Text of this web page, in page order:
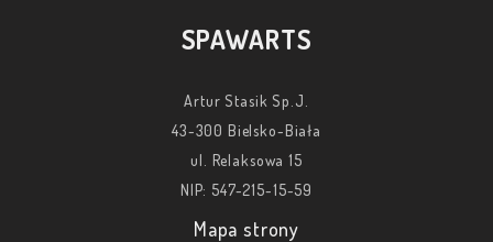
SPAWARTS
Artur Stasik Sp.J.
43-300 Bielsko-Biała
ul. Relaksowa 15
NIP: 547-215-15-59
Mapa strony